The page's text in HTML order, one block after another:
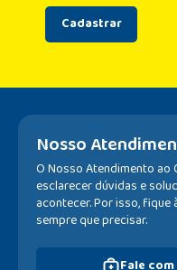
Cadastrar
Nosso
O Nosso Atendimento ao
esclarecer dúvidas e
acontecer. Por isso,
sempre que precisar.
Fale